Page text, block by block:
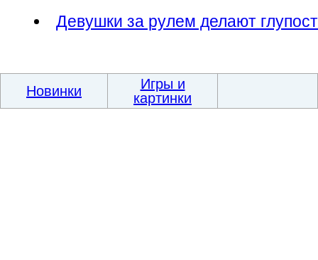
Девушки за рулем делают
Новинки
Игры и
картинки